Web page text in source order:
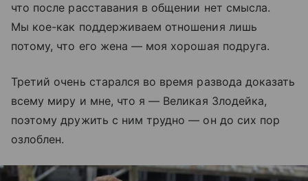
что после расставания в общении нет смысла.
Мы кое-как поддерживаем отношения лишь
потому, что его жена — моя хорошая подруга.
Третий очень старался во время развода доказать
всему миру и мне, что я — Великая Злодейка,
поэтому дружить с ним трудно — он до сих пор
озлоблен.